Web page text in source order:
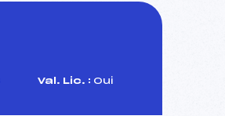
Val. Lic. : Oui